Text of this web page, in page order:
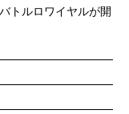
トルロワイヤルが開